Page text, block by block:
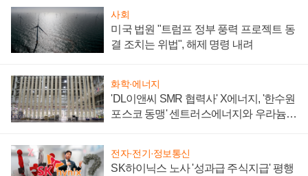
사회
미국 법원 "트럼프 정부 풍력 프로젝트 동
결 조치는 위법", 해제 명령 내려
화학·에너지
'DL이앤씨 SMR 협력사' X에너지, '한수원
포스코 동맹' 센트러스에너지와 우라늄
전자·전기·정보통신
SK하이닉스 노사 '성과급 주식지급' 평행